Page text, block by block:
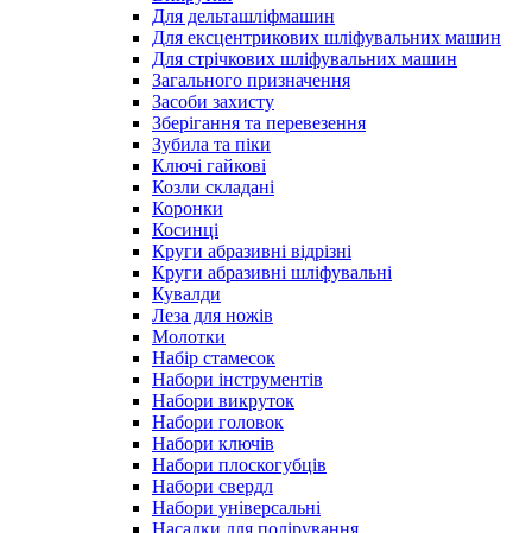
Для дельташліфмашин
Для ексцентрикових шліфувальних машин
Для стрічкових шліфувальних машин
Загального призначення
Засоби захисту
Зберігання та перевезення
Зубила та піки
Ключі гайкові
Козли складані
Коронки
Косинці
Круги абразивні відрізні
Круги абразивні шліфувальні
Кувалди
Леза для ножів
Молотки
Набір стамесок
Набори інструментів
Набори викруток
Набори головок
Набори ключів
Набори плоскогубців
Набори свердл
Набори універсальні
Насадки для полірування